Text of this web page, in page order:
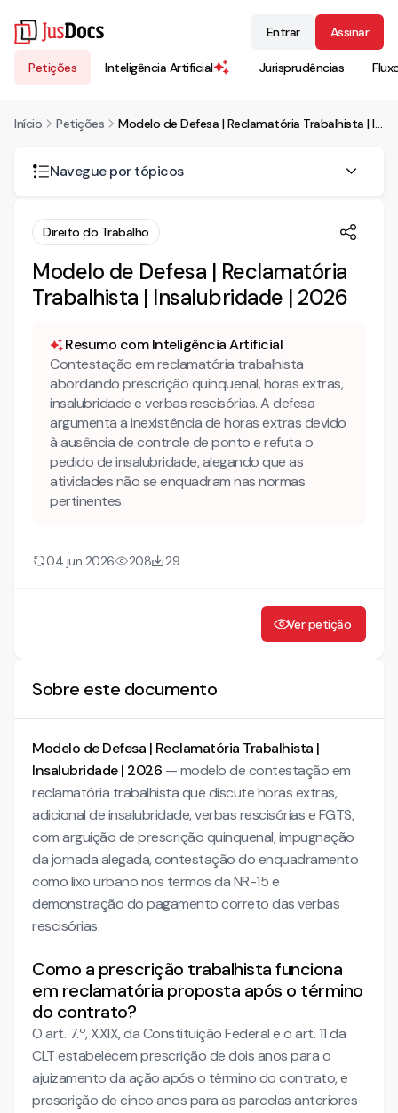
Petições Inteligência Artificial Jurisprudências
Entrar Assinar
Início Petições Modelo de Defesa | Reclamatória Trabalhista | Insalubridade | 2026
Navegue por tópicos
Como a prescrição trabalhista funciona em reclamatória
proposta após o término do contrato?
Quando o empregador não é obrigado a manter controle
de ponto?
insalubridade?
Qual é o índice de correção monetária aplicável aos
débitos trabalhistas?
Como funcionam os honorários advocatícios na Justiça
do Trabalho após a Reforma Trabalhista?
Como adaptar este modelo ao caso concreto antes de
usar?
Conheça também nossa INTELIGÊNCIA ARTIFICIAL para
advogados!
CONTESTAÇÃO À RECLAMATÓRIA TRABALHISTA
II — DO MÉRITO
2.1 — Do contrato de trabalho
2.2 — Das horas extras — inexistência
2.3 — Do adicional de insalubridade — inexistência
Direito do Trabalho
Modelo de Defesa | Reclamatória
Trabalhista | Insalubridade | 2026
Resumo com Inteligência Artificial
Contestação em reclamatória trabalhista
abordando prescrição quinquenal, horas extras,
insalubridade e verbas rescisórias. A defesa
argumenta a inexistência de horas extras devido
à ausência de controle de ponto e refuta o
pedido de insalubridade, alegando que as
atividades não se enquadram nas normas
pertinentes.
04 jun 2026 208 29
Ver petição
Sobre este documento
Modelo de Defesa | Reclamatória Trabalhista |
Insalubridade | 2026 — modelo de contestação em
reclamatória trabalhista que discute horas extras,
adicional de insalubridade, verbas rescisórias e FGTS,
com arguição de prescrição quinquenal, impugnação
da jornada alegada, contestação do enquadramento
como lixo urbano nos termos da NR-15 e
demonstração do pagamento correto das verbas
rescisórias.
Como a prescrição trabalhista funciona
em reclamatória proposta após o término
do contrato?
O art. 7.º, XXIX, da Constituição Federal e o art. 11 da
CLT estabelecem prescrição de dois anos para o
ajuizamento da ação após o término do contrato, e
prescrição de cinco anos para as parcelas anteriores